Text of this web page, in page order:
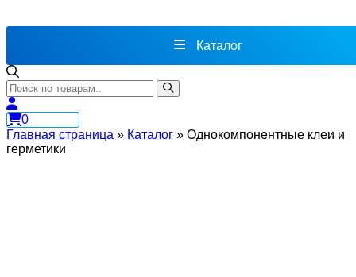
Каталог
0
Главная страница » Каталог » Однокомпонентные клеи и
герметики